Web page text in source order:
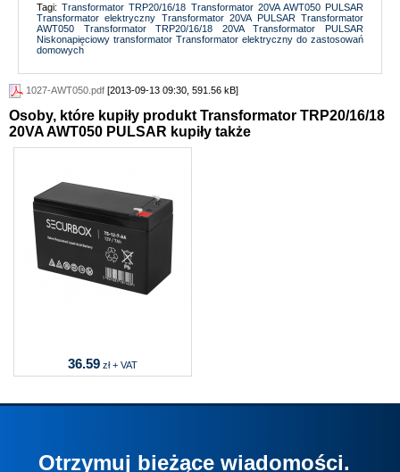
Tagi:Transformator TRP20/16/18 Transformator 20VA AWT050 PULSAR
Transformator elektryczny Transformator 20VA PULSAR Transformator
AWT050
Transformator TRP20/16/18 20VA
Transformator PULSAR
Niskonapięciowy transformator Transformator elektryczny do zastosowań
domowych
1027-AWT050.pdf [2013-09-13 09:30, 591.56 kB]
Osoby, które kupiły produkt Transformator TRP20/16/18
20VA AWT050 PULSAR kupiły także
36.59 zł + VAT
Otrzymuj bieżące wiadomości.